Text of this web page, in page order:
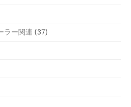
ラー関連 (37)